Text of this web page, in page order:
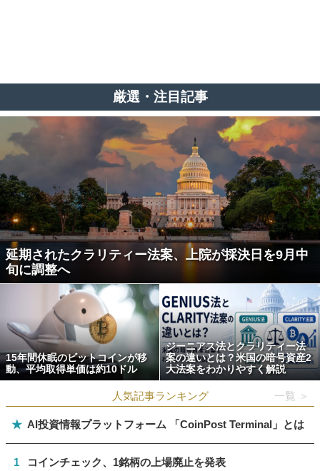
厳選・注目記事
延期されたクラリティー法案、上院が採決日を9月中
旬に調整へ
15年間休眠のビットコインが移
動、平均取得単価は約10ドル
ジーニアス法とクラリティー法
案の違いとは？米国の暗号資産2
大法案をわかりやすく解説
人気記事ランキング 一覧 ＞
★ AI投資情報プラットフォーム 「CoinPost Terminal」とは
1 コインチェック、1銘柄の上場廃止を発表